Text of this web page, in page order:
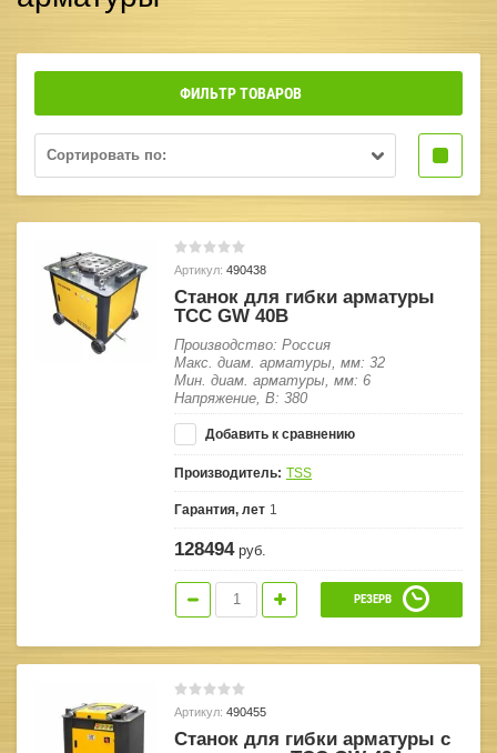
ФИЛЬТР ТОВАРОВ
Сортировать по:
Артикул: 490438
Станок для гибки арматуры
ТСС GW 40B
Производство: Россия
Макс. диам. арматуры, мм: 32
Мин. диам. арматуры, мм: 6
Напряжение, В: 380
Добавить к сравнению
Производитель: TSS
Гарантия, лет 1
128494руб.
РЕЗЕРВ
Артикул: 490455
Станок для гибки арматуры с